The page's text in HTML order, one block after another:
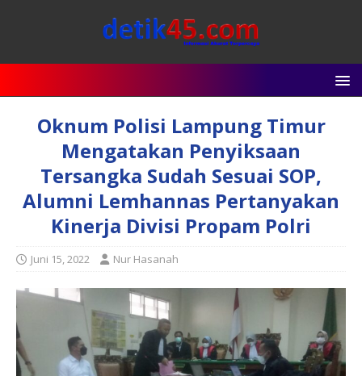
Oknum Polisi Lampung Timur
Mengatakan Penyiksaan
Tersangka Sudah Sesuai SOP,
Alumni Lemhannas Pertanyakan
Kinerja Divisi Propam Polri
Juni 15, 2022 Nur Hasanah